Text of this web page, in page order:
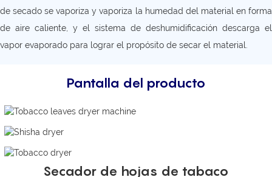
de secado se vaporiza y vaporiza la humedad del material en forma
de aire caliente, y el sistema de deshumidificación descarga el
vapor evaporado para lograr el propósito de secar el material.
Pantalla del producto
Secador de hojas de tabaco